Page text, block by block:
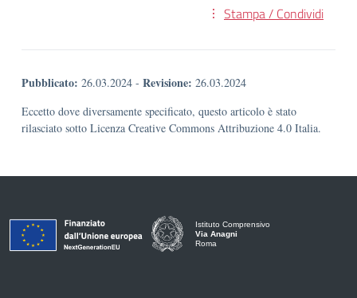
Stampa / Condividi
Pubblicato: 26.03.2024 - Revisione: 26.03.2024
Eccetto dove diversamente specificato, questo articolo è stato
rilasciato sotto Licenza Creative Commons Attribuzione 4.0 Italia.
Istituto Comprensivo
Via Anagni
Roma